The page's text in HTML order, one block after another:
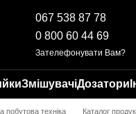
067 538 87 78
0 800 60 44 69
Зателефонувати Вам?
ЗмішувачіДозатори
побутова техніка Каталог